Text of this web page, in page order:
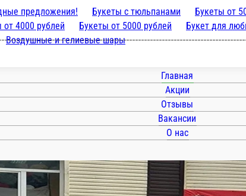
Главная
Акции
Отзывы
Вакансии
О нас
Выгодные предложения! Букеты с
рублей Букеты от 3000
мамы Букеты в виде сердца